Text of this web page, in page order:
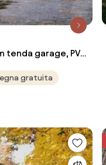
tenda garage, PVC
(sottofondo in
gratuita